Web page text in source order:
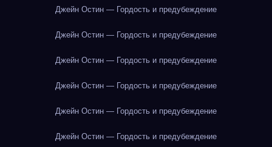
Джейн Остин — Гордость и предубеждение
Джейн Остин — Гордость и предубеждение
Джейн Остин — Гордость и предубеждение
Джейн Остин — Гордость и предубеждение
Джейн Остин — Гордость и предубеждение
Джейн Остин — Гордость и предубеждение